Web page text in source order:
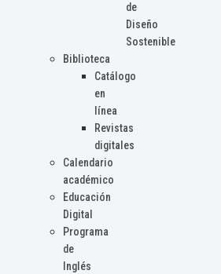
de
Diseño
Sostenible
Biblioteca
Catálogo
en
línea
Revistas
digitales
Calendario
académico
Educación
Digital
Programa
de
Inglés